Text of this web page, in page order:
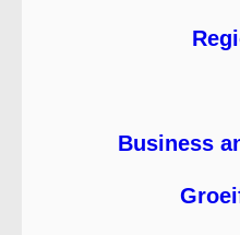
Business